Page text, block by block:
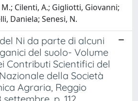
Cilenti, A.; Gigliotti, Giovanni;
Daniela; Senesi, N.
Ni da parte di alcuni
del suolo- Volume
Contributi Scientifici del
della Società
Agraria, Reggio